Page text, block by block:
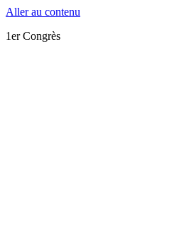
Aller au contenu
1er Congrès